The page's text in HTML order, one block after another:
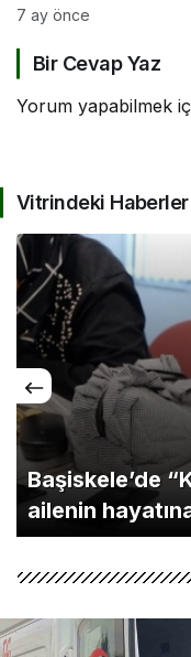
değil, sosyal bir
7 ay önce
Bir Cevap Yaz
Yorum yapabilmek
Vitrindeki Haberler
Başiskele’de
ailenin